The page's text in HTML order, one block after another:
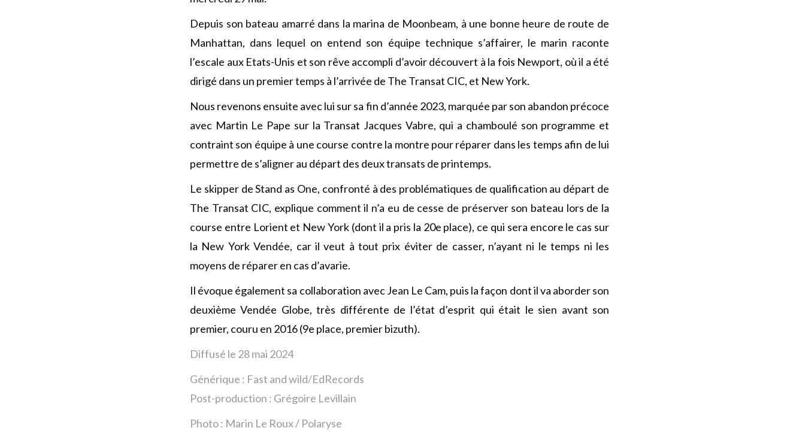
Depuis son bateau amarré dans la marina de Moonbeam, à une bonne heure de route de
Manhattan, dans lequel on entend son équipe technique s’affairer, le marin raconte
l’escale aux Etats-Unis et son rêve accompli d’avoir découvert à la fois Newport, où il a été
dirigé dans un premier temps à l’arrivée de The Transat CIC, et New York.
Nous revenons ensuite avec lui sur sa fin d’année 2023, marquée par son abandon précoce
avec Martin Le Pape sur la Transat Jacques Vabre, qui a chamboulé son programme et
contraint son équipe à une course contre la montre pour réparer dans les temps afin de lui
permettre de s’aligner au départ des deux transats de printemps.
Le skipper de Stand as One, confronté à des problématiques de qualification au départ de
The Transat CIC, explique comment il n’a eu de cesse de préserver son bateau lors de la
course entre Lorient et New York (dont il a pris la 20e place), ce qui sera encore le cas sur
la New York Vendée, car il veut à tout prix éviter de casser, n’ayant ni le temps ni les
moyens de réparer en cas d’avarie.
Il évoque également sa collaboration avec Jean Le Cam, puis la façon dont il va aborder son
deuxième Vendée Globe, très différente de l’état d’esprit qui était le sien avant son
premier, couru en 2016 (9e place, premier bizuth).
Diffusé le 28 mai 2024
Générique : Fast and wild/EdRecords
Post-production : Grégoire Levillain
Photo : Marin Le Roux / Polaryse